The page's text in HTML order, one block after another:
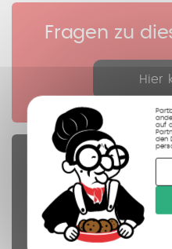
auf
den
Fragen zu
Hier
Ersatzteile
kontrolliert
gereinigt
fotografiert